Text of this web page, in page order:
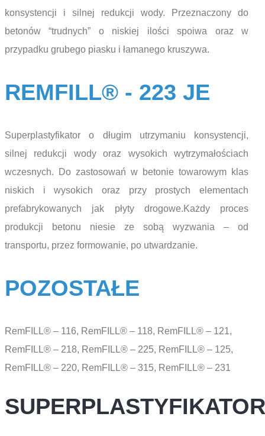
konsystencji i silnej redukcji wody. Przeznaczony do
betonów “trudnych” o niskiej ilości spoiwa oraz w
przypadku grubego piasku i łamanego kruszywa.
REMFILL® - 223 JE
Superplastyfikator o długim utrzymaniu konsystencji,
silnej redukcji wody oraz wysokich wytrzymałościach
wczesnych. Do zastosowań w betonie towarowym klas
niskich i wysokich oraz przy prostych elementach
prefabrykowanych jak płyty drogowe.Każdy proces
produkcji betonu niesie ze sobą wyzwania – od
transportu, przez formowanie, po utwardzanie.
POZOSTAŁE
RemFILL® – 116, RemFILL® – 118, RemFILL® – 121,
RemFILL® – 218, RemFILL® – 225, RemFILL® – 125,
RemFILL® – 220, RemFILL® – 315, RemFILL® – 231